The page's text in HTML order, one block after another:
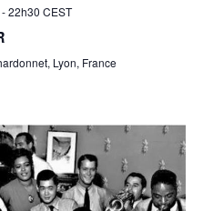
-22h30 CEST
Lyon, France